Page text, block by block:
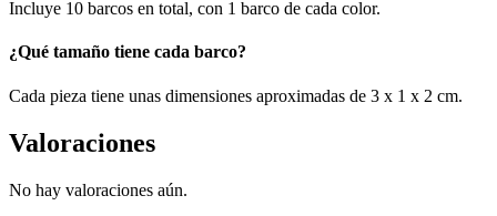
Incluye 10 barcos en total, con 1 barco de cada color.
¿Qué tamaño tiene cada barco?
Cada pieza tiene unas dimensiones aproximadas de 3 x 1 x 2 cm.
Valoraciones
No hay valoraciones aún.